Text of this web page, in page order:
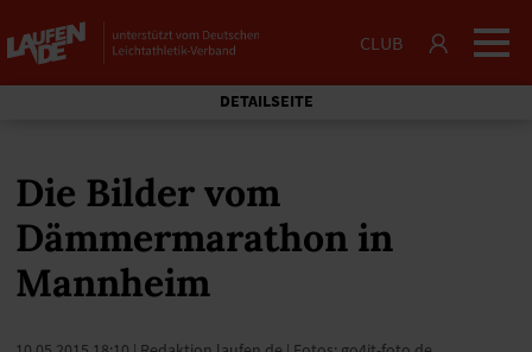
CLUB
DETAILSEITE
Die Bilder vom
Dämmermarathon in
Mannheim